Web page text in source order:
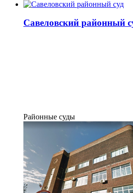
Савеловский районный
Районные суды